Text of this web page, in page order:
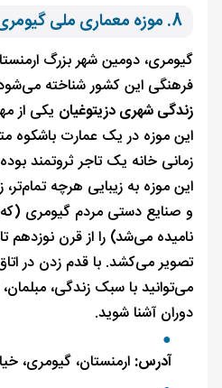
8. موزه معماری ملی گیومری
گیومری، دومین شهر بزرگ
فرهنگی این کشور شناخته
زندگی شهری دزیتوغیان یکی از
این موزه در یک عمارت باشکوه
زمانی خانه یک تاجر ثروتمند
این موزه به زیبایی هرچه
و صنایع دستی مردم گیومری (که
نامیده می‌شد) را از قرن نوزدهم
تصویر می‌کشد. با قدم زدن در
می‌توانید با سبک زندگی،
دوران آشنا شوید.
آدرس: ارمنستان، گیومری،